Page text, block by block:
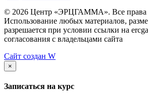
© 2026 Центр «ЭРЦГАММА». Все права
Использование любых материалов,
разрешается при условии ссылки на
согласования с владельцами сайта
Сайт создан W
×
Записаться на курс